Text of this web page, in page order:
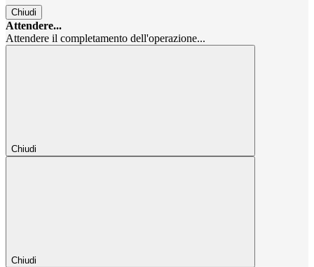
Chiudi
Attendere...
Attendere il completamento dell'operazione...
Chiudi
Chiudi